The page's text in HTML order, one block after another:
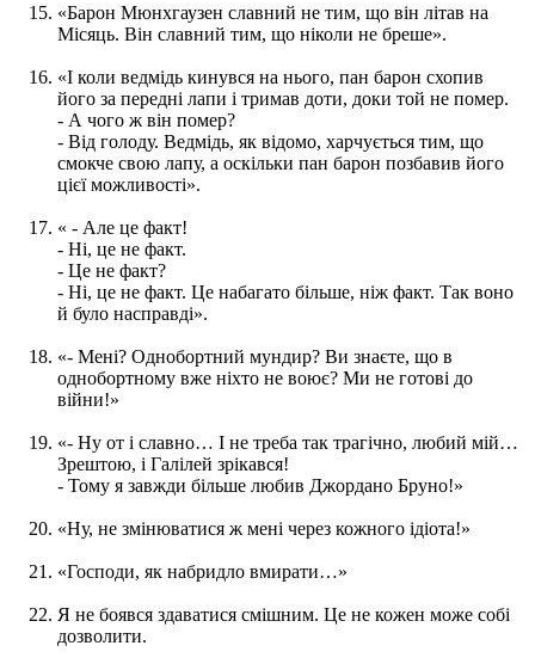
«Барон Мюнхгаузен славний не тим, що він літав на
Місяць. Він славний тим, що ніколи не бреше».
«І коли ведмідь кинувся на нього, пан барон схопив
його за передні лапи і тримав доти, доки той не помер.
- А чого ж він помер?
- Від голоду. Ведмідь, як відомо, харчується тим, що
смокче свою лапу, а оскільки пан барон позбавив його
цієї можливості».
« - Але це факт!
- Ні, це не факт.
- Це не факт?
- Ні, це не факт. Це набагато більше, ніж факт. Так воно
й було насправді».
«- Мені? Однобортний мундир? Ви знаєте, що в
однобортному вже ніхто не воює? Ми не готові до
війни!»
«- Ну от і славно… І не треба так трагічно, любий мій…
Зрештою, і Галілей зрікався!
- Тому я завжди більше любив Джордано Бруно!»
«Ну, не змінюватися ж мені через кожного ідіота!»
«Господи, як набридло вмирати…»
Я не боявся здаватися смішним. Це не кожен може собі
дозволити.